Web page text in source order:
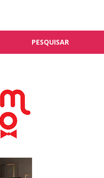
PESQUISAR